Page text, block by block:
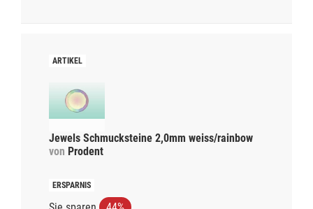
Jewels Schmucksteine 2,0mm weiss/rainbow
von Prodent